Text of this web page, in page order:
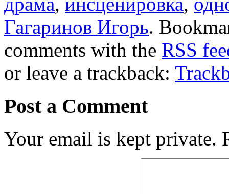
Гагаринов Игорь.
comments with the RSS
or leave a trackback:
Post a Comment
Your email is kept private.